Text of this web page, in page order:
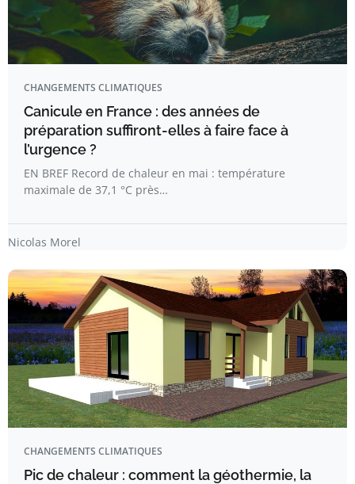
CHANGEMENTS CLIMATIQUES
Canicule en France : des années de
préparation suffiront-elles à faire face à
l’urgence ?
EN BREF Record de chaleur en mai : température
maximale de 37,1 °C près…
Nicolas Morel
CHANGEMENTS CLIMATIQUES
Pic de chaleur : comment la géothermie, la